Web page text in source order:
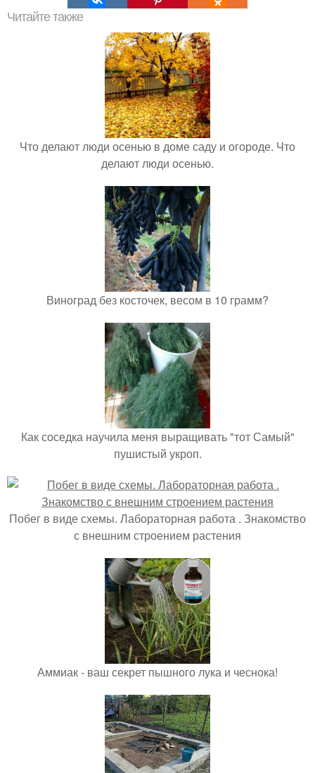
Читайте также
Что делают люди осенью в доме саду и огороде. Что
делают люди осенью.
Виноград без косточек, весом в 10 грамм?
Как соседка научила меня выращивать "тот Самый"
пушистый укроп.
Побег в виде схемы. Лабораторная работа . Знакомство
с внешним строением растения
Аммиак - ваш секрет пышного лука и чеснока!